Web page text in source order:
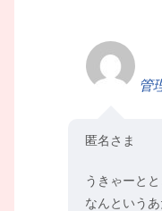
管
匿名さま
うきゃーと
なんという